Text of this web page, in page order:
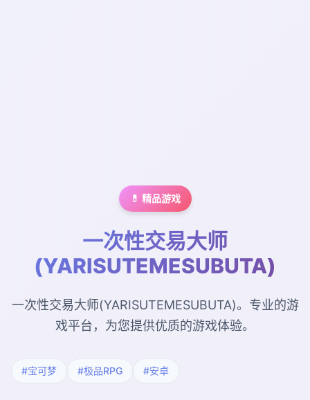
💊 精品游戏
一次性交易大师
(YARISUTEMESUBUTA)
一次性交易大师(YARISUTEMESUBUTA)。专业的游
戏平台，为您提供优质的游戏体验。
#宝可梦 #极品RPG #安卓